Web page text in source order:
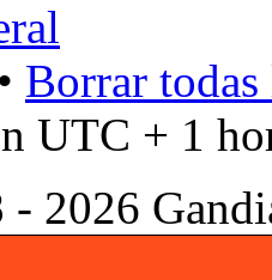
• Borrar
UTC + 1
2026